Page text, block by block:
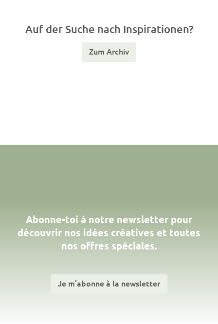
Auf der Suche nach Inspirationen?
Zum Archiv
Abonne-toi à notre newsletter pour
découvrir nos idées créatives et toutes
nos offres spéciales.
Je m’abonne à la newsletter